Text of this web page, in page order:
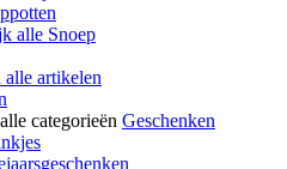
alle Snoep
alle artikelen
categorieën Geschenken